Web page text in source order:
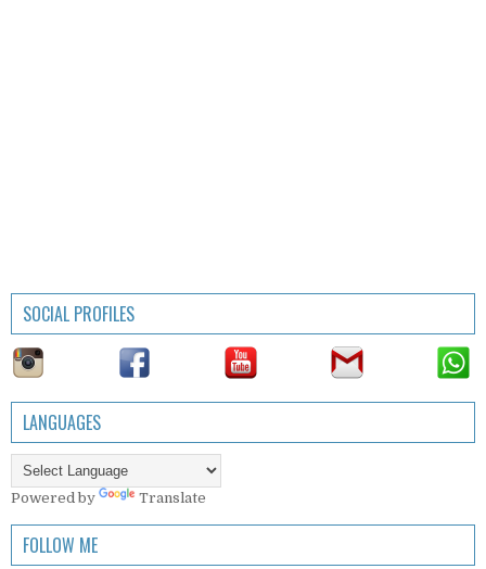
SOCIAL PROFILES
LANGUAGES
Powered by Translate
FOLLOW ME